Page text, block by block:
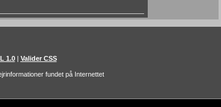
1.0| Valider CSS
fundet på Internettet